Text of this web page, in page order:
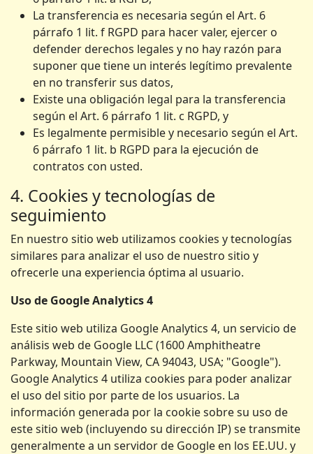
La transferencia es necesaria según el Art. 6
párrafo 1 lit. f RGPD para hacer valer, ejercer o
defender derechos legales y no hay razón para
suponer que tiene un interés legítimo prevalente
en no transferir sus datos,
Existe una obligación legal para la transferencia
según el Art. 6 párrafo 1 lit. c RGPD, y
Es legalmente permisible y necesario según el Art.
6 párrafo 1 lit. b RGPD para la ejecución de
contratos con usted.
4. Cookies y tecnologías de
seguimiento
En nuestro sitio web utilizamos cookies y tecnologías
similares para analizar el uso de nuestro sitio y
ofrecerle una experiencia óptima al usuario.
Uso de Google Analytics 4
Este sitio web utiliza Google Analytics 4, un servicio de
análisis web de Google LLC (1600 Amphitheatre
Parkway, Mountain View, CA 94043, USA; "Google").
Google Analytics 4 utiliza cookies para poder analizar
el uso del sitio por parte de los usuarios. La
información generada por la cookie sobre su uso de
este sitio web (incluyendo su dirección IP) se transmite
generalmente a un servidor de Google en los EE.UU. y